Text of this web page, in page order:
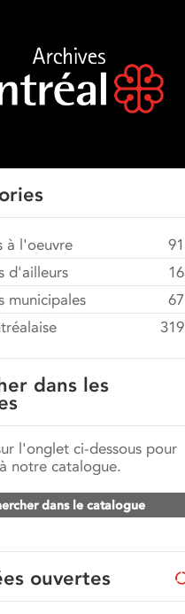
à l'oeuvre
91
d'ailleurs
16
municipales
67
319
dans les
l'onglet ci-dessous pour
notre catalogue.
dans le catalogue
ouvertes